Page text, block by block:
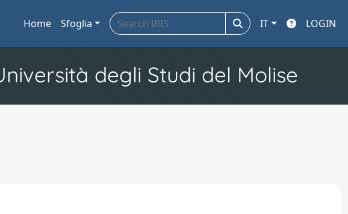
Home Sfoglia IT LOGIN
degli Studi del Molise